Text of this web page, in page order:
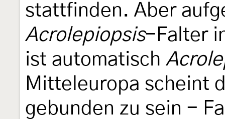
stattfinden. Aber
Acrolepiopsis-Falter
ist automatisch
Mitteleuropa scheint
gebunden zu sein -